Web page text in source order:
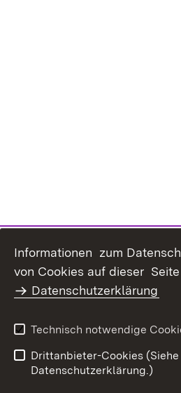
Inhaltsübersicht
Benutzungshinweise
Informationen zum
von Cookies auf dieser
Datenschutzerklärung
Technisch notwendige
Drittanbieter-Cookies (Siehe
Datenschutzerklärung.)